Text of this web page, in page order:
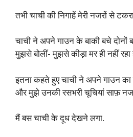
तभी चाची की निगाहें मेरी नजरों से
चाची ने अपने गाउन के बाकी बचे दोनों
मुझसे बोलीं- मुझसे कीड़ा मर ही नहीं
इतना कहते हुए चाची ने अपने गाउन
और मुझे उनकी रसभरी चूचियां साफ़
मैं बस चाची के दूध देखने लगा.